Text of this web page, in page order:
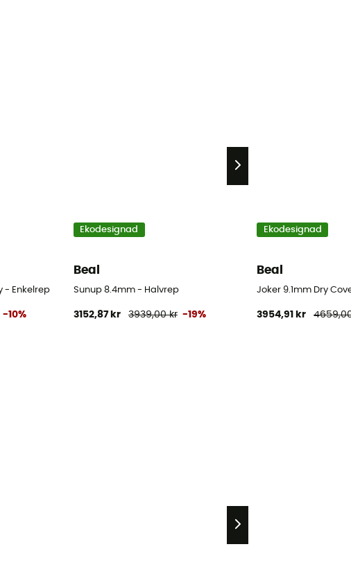
- Enkelrep
-10%
Ekodesignad
Beal
Sunup 8.4mm - Halvrep
3152,87 kr 3939,00 kr -19%
Ekodesignad
Beal
Joker 9.1mm Dry
3954,91 kr